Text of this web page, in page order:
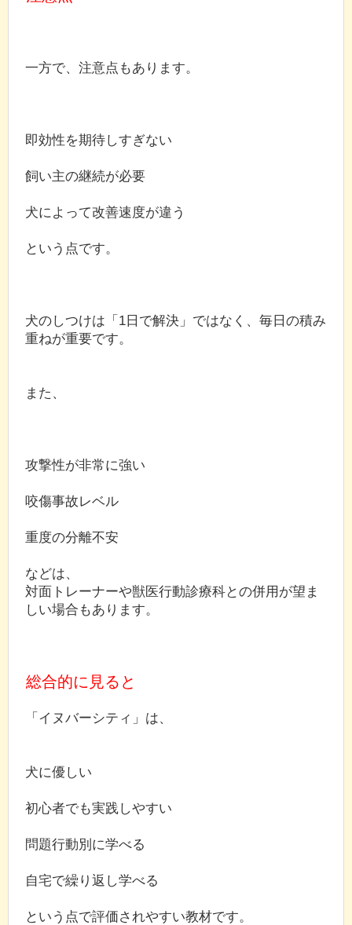
一方で、注意点もあります。
即効性を期待しすぎない
飼い主の継続が必要
犬によって改善速度が違う
という点です。
犬のしつけは「1日で解決」ではなく、毎日の積み
重ねが重要です。
また、
攻撃性が非常に強い
咬傷事故レベル
重度の分離不安
などは、
対面トレーナーや獣医行動診療科との併用が望ま
しい場合もあります。
総合的に見ると
「イヌバーシティ」は、
犬に優しい
初心者でも実践しやすい
問題行動別に学べる
自宅で繰り返し学べる
という点で評価されやすい教材です。